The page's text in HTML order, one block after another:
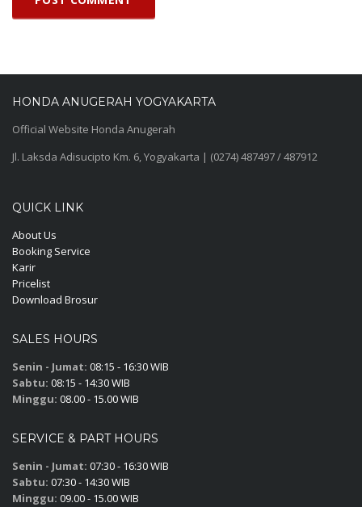
HONDA ANUGERAH YOGYAKARTA
Official Website Honda Anugerah
Jl. Laksda Adisucipto Km. 6, Yogyakarta | (0274) 487497 / 487912
QUICK LINK
About Us
Booking Service
Karir
Pricelist
Download Brosur
SALES HOURS
Senin - Jumat: 08:15 - 16:30 WIB
Sabtu: 08:15 - 14:30 WIB
Minggu: 08.00 - 15.00 WIB
SERVICE & PART HOURS
Senin - Jumat: 07:30 - 16:30 WIB
Sabtu: 07:30 - 14:30 WIB
Minggu: 09.00 - 15.00 WIB